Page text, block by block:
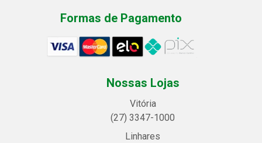
Formas de Pagamento
Nossas Lojas
Vitória
(27) 3347-1000
Linhares